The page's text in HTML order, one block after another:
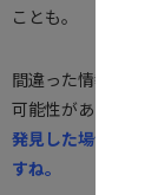
ことも。
間違った情報がウ
可能性がありますの
発見した場合の対
すね。